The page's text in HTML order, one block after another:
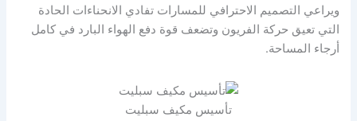
ويراعي التصميم الاحترافي للمسارات تفادي الانحناءات الحادة
التي تعيق حركة الفريون وتضعف قوة دفع الهواء البارد في كامل
أرجاء المساحة.
تأسيس مكيف سبليت